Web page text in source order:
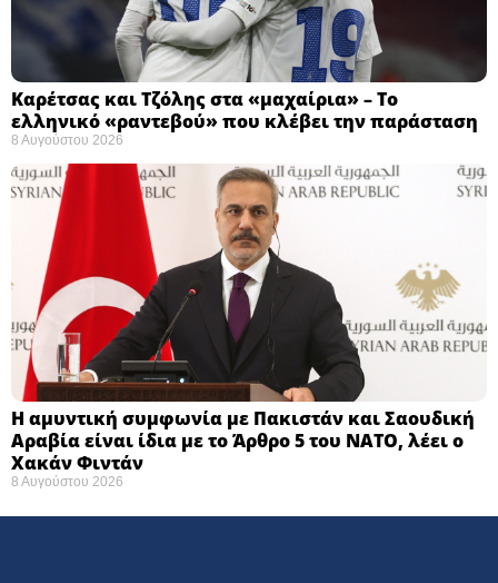
Καρέτσας και Τζόλης στα «μαχαίρια» – Το
ελληνικό «ραντεβού» που κλέβει την παράσταση
8 Αυγούστου 2026
Η αμυντική συμφωνία με Πακιστάν και Σαουδική
Αραβία είναι ίδια με το Άρθρο 5 του ΝΑΤΟ, λέει ο
Χακάν Φιντάν
8 Αυγούστου 2026